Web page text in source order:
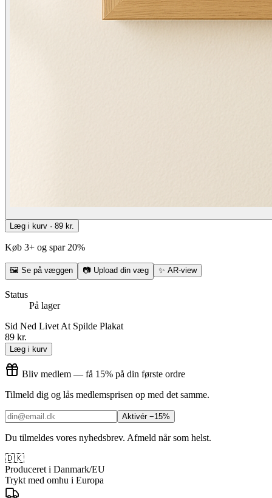
Læg i kurv · 89 kr.
Køb 3+ og spar 20%
🖼 Se på væggen 📷 Upload din væg ✨ AR-view
Status
På lager
Sid Ned Livet At Spilde Plakat
89 kr.
Læg i kurv
Bliv medlem — få 15% på din første ordre
Tilmeld dig og lås medlemsprisen op med det samme.
Aktivér −15%
Du tilmeldes vores nyhedsbrev. Afmeld når som helst.
🇩🇰
Produceret i Danmark/EU
Trykt med omhu i Europa